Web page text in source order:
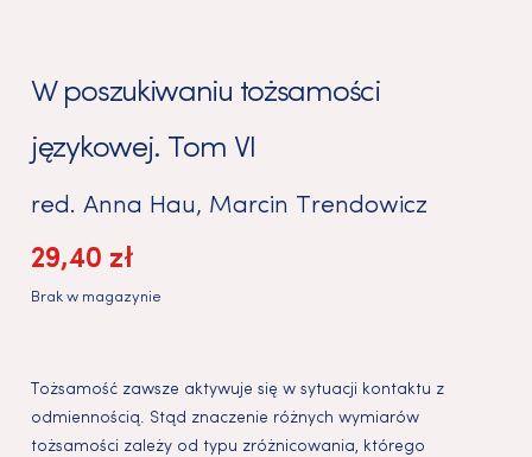
W poszukiwaniu tożsamości
językowej. Tom VI
red. Anna Hau, Marcin Trendowicz
29,40 zł
Brak w magazynie
Tożsamość zawsze aktywuje się w sytuacji kontaktu z
odmiennością. Stąd znaczenie różnych wymiarów
tożsamości zależy od typu zróżnicowania, którego